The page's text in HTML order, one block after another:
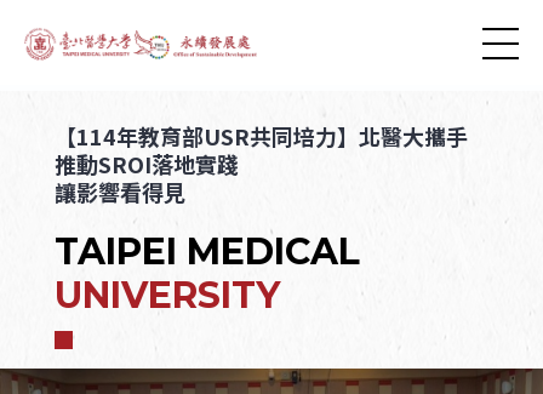
【114年教育部USR共同培力】北醫大攜手
推動SROI落地實踐
讓影響看得見
TAIPEI MEDICAL
UNIVERSITY